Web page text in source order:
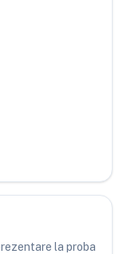
la proba